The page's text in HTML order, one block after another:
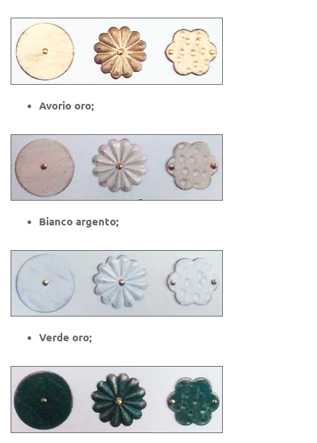
Avorio oro;
Bianco argento;
Verde oro;